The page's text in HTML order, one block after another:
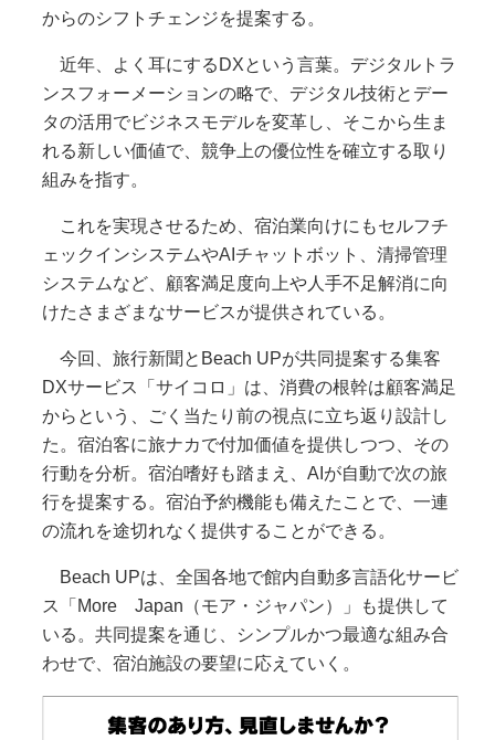
からのシフトチェンジを提案する。
近年、よく耳にするDXという言葉。デジタルトラ
ンスフォーメーションの略で、デジタル技術とデー
タの活用でビジネスモデルを変革し、そこから生ま
れる新しい価値で、競争上の優位性を確立する取り
組みを指す。
これを実現させるため、宿泊業向けにもセルフチ
ェックインシステムやAIチャットボット、清掃管理
システムなど、顧客満足度向上や人手不足解消に向
けたさまざまなサービスが提供されている。
今回、旅行新聞とBeach UPが共同提案する集客
DXサービス「サイコロ」は、消費の根幹は顧客満足
からという、ごく当たり前の視点に立ち返り設計し
た。宿泊客に旅ナカで付加価値を提供しつつ、その
行動を分析。宿泊嗜好も踏まえ、AIが自動で次の旅
行を提案する。宿泊予約機能も備えたことで、一連
の流れを途切れなく提供することができる。
Beach UPは、全国各地で館内自動多言語化サービ
ス「More Japan（モア・ジャパン）」も提供して
いる。共同提案を通じ、シンプルかつ最適な組み合
わせで、宿泊施設の要望に応えていく。